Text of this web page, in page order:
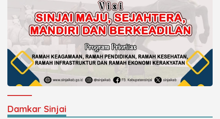
Damkar Sinjai